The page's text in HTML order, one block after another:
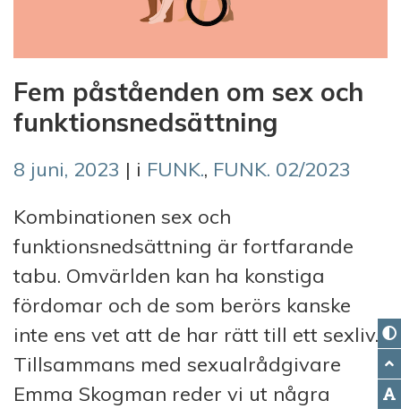
Fem påståenden om sex och
funktionsnedsättning
8 juni, 2023 | i FUNK., FUNK. 02/2023
Kombinationen sex och
funktionsnedsättning är fortfarande
tabu. Omvärlden kan ha konstiga
fördomar och de som berörs kanske
inte ens vet att de har rätt till ett sexliv.
Tillsammans med sexualrådgivare
Emma Skogman reder vi ut några